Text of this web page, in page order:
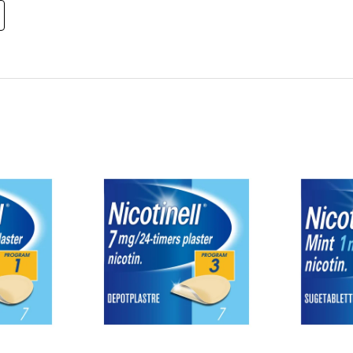
smaken avtar
12 tyggegummier per dag. Maks 25 per
døgn ved bruk av 4 mg tyggegummi.